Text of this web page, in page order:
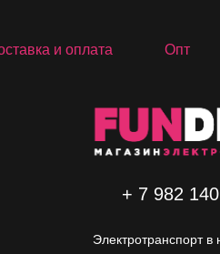
и оплата Опт
+ 7 982
Электротранспорт в